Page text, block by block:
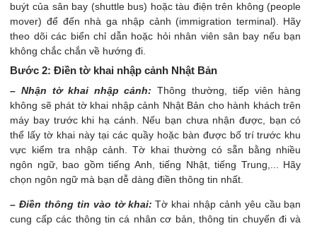
buýt của sân bay (shuttle bus) hoặc tàu điện trên không (people
mover) để đến nhà ga nhập cảnh (immigration terminal). Hãy
theo dõi các biển chỉ dẫn hoặc hỏi nhân viên sân bay nếu bạn
không chắc chắn về hướng đi.
Bước 2: Điền tờ khai nhập cảnh Nhật Bản
– Nhận tờ khai nhập cảnh:Thông thường, tiếp viên hàng
không sẽ phát tờ khai nhập cảnh Nhật Bản cho hành khách trên
máy bay trước khi hạ cánh. Nếu bạn chưa nhận được, bạn có
thể lấy tờ khai này tại các quầy hoặc bàn được bố trí trước khu
vực kiểm tra nhập cảnh. Tờ khai thường có sẵn bằng nhiều
ngôn ngữ, bao gồm tiếng Anh, tiếng Nhật, tiếng Trung,... Hãy
chọn ngôn ngữ mà bạn dễ dàng điền thông tin nhất.
– Điền thông tin vào tờ khai: Tờ khai nhập cảnh yêu cầu bạn
cung cấp các thông tin cá nhân cơ bản, thông tin chuyến đi và